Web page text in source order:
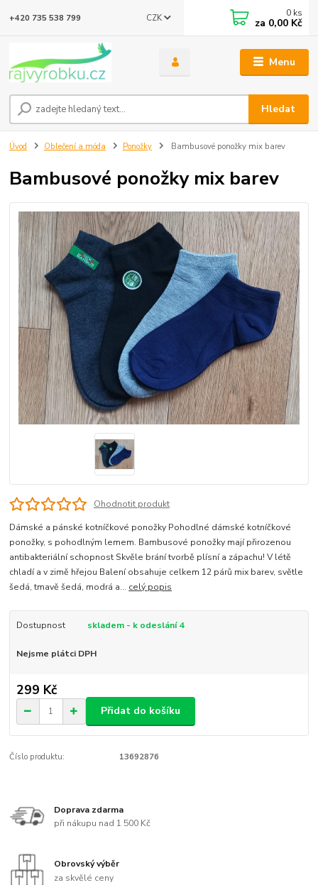
Menu
CZK
Hledat
+420 735 538 799 0 ks
za 0,00 Kč
Úvod Oblečení a móda Ponožky Bambusové ponožky mix barev
Bambusové ponožky mix barev
Ohodnotit produkt
Dámské a pánské kotníčkové ponožky Pohodlné dámské kotníčkové
ponožky, s pohodlným lemem. Bambusové ponožky mají přirozenou
antibakteriální schopnost Skvěle brání tvorbě plísní a zápachu! V létě
chladí a v zimě hřejou Balení obsahuje celkem 12 párů mix barev, světle
šedá, tmavě šedá, modrá a... celý popis
Dostupnost skladem - k odeslání 4
Nejsme plátci DPH
299 Kč
Přidat do košíku
Číslo produktu: 13692876
Doprava zdarma
při nákupu nad 1 500 Kč
Obrovský výběr
za skvělé ceny